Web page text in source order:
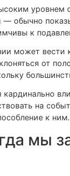
уровнем
— обычно
к
может
от
на
к ним.
мы